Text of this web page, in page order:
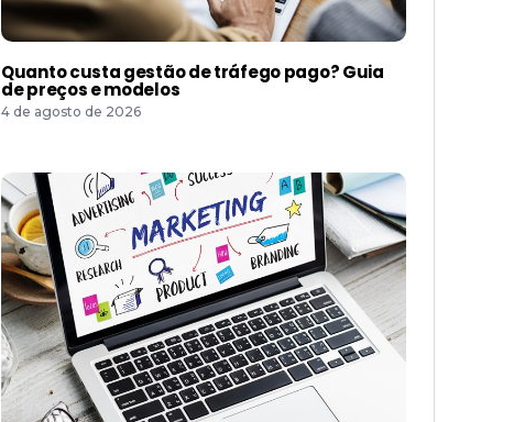
Quanto custa gestão de tráfego pago? Guia
de preços e modelos
4 de agosto de 2026